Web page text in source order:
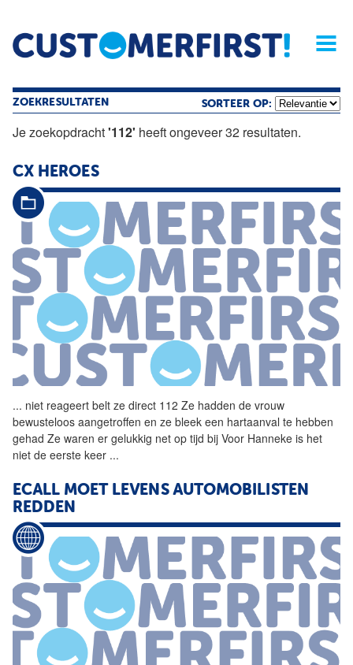
Home Opinie Archief
Magazine
ZOEKRESULTATEN SORTEER OP:
Je zoekopdracht'112' heeft ongeveer 32 resultaten.
CX HEROES
... niet reageert belt ze direct 112 Ze hadden de vrouw
bewusteloos aangetroffen en ze bleek een hartaanval te hebben
gehad Ze waren er gelukkig net op tijd bij Voor Hanneke is het
niet de eerste keer ...
ECALL MOET LEVENS AUTOMOBILISTEN
REDDEN